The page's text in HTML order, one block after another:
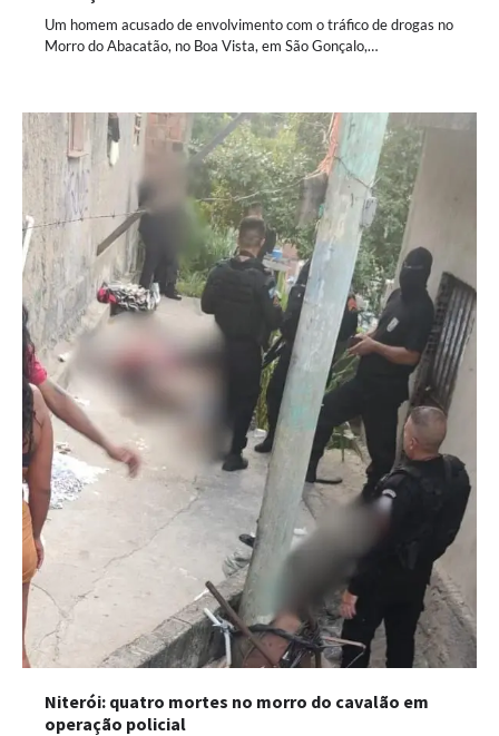
Um homem acusado de envolvimento com o tráfico de drogas no
Morro do Abacatão, no Boa Vista, em São Gonçalo,…
Niterói: quatro mortes no morro do cavalão em
operação policial